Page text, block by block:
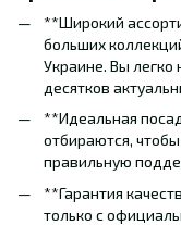
**Широкий
больших
Украине. Вы
десятков
**Идеальная
отбираются,
правильную
**Гарантия
только с